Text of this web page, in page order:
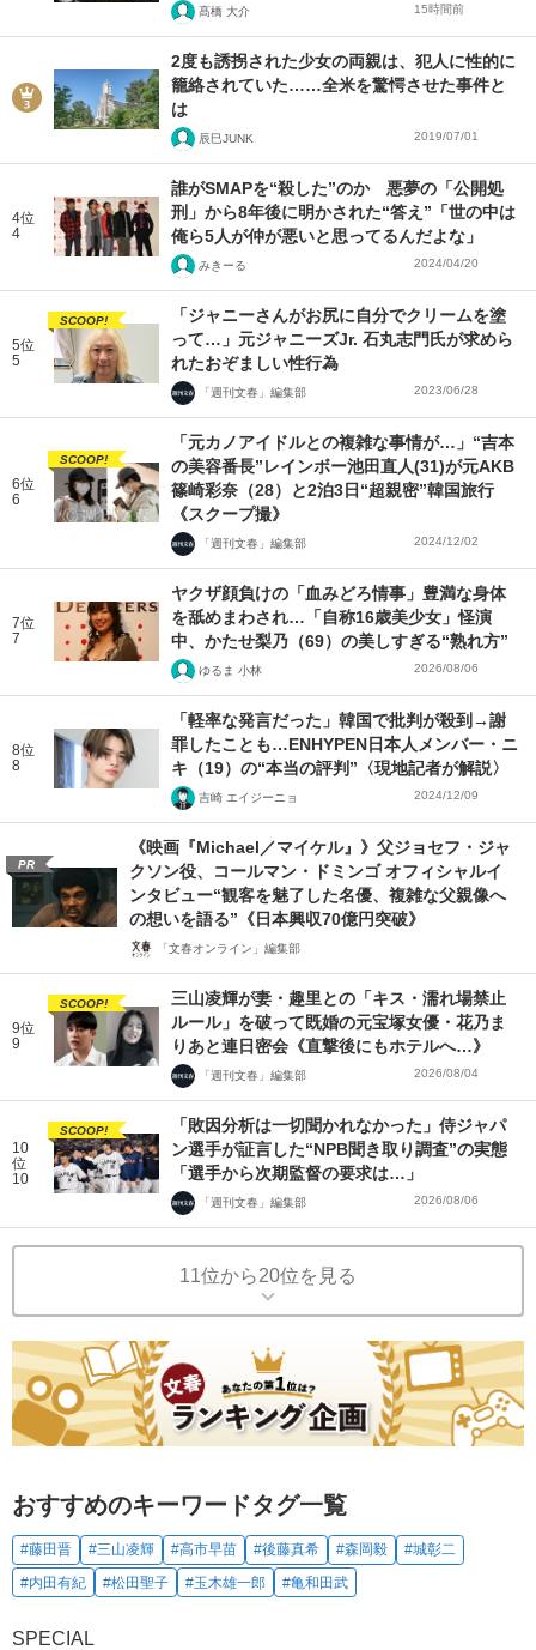
髙橋 大介 15時間前
2度も誘拐された少女の両親は、犯人に性的に
籠絡されていた……全米を驚愕させた事件と
は
辰巳JUNK 2019/07/01
4位
4
誰がSMAPを“殺した”のか 悪夢の「公開処
刑」から8年後に明かされた“答え”「世の中は
俺ら5人が仲が悪いと思ってるんだよな」
みきーる 2024/04/20
5位
5
SCOOP!
「ジャニーさんがお尻に自分でクリームを塗
って…」元ジャニーズJr. 石丸志門氏が求めら
れたおぞましい性行為
「週刊文春」編集部 2023/06/28
6位
6
SCOOP!
「元カノアイドルとの複雑な事情が…」“吉本
の美容番長”レインボー池田直人(31)が元AKB
篠崎彩奈（28）と2泊3日“超親密”韓国旅行
《スクープ撮》
「週刊文春」編集部 2024/12/02
7位
7
ヤクザ顔負けの「血みどろ情事」豊満な身体
を舐めまわされ…「自称16歳美少女」怪演
中、かたせ梨乃（69）の美しすぎる“熟れ方”
ゆるま 小林 2026/08/06
8位
8
「軽率な発言だった」韓国で批判が殺到→謝
罪したことも…ENHYPEN日本人メンバー・ニ
キ（19）の“本当の評判”〈現地記者が解説〉
吉崎 エイジーニョ 2024/12/09
PR
《映画『Michael／マイケル』》父ジョセフ・ジャ
クソン役、コールマン・ドミンゴ オフィシャルイ
ンタビュー“観客を魅了した名優、複雑な父親像へ
の想いを語る”《日本興収70億円突破》
「文春オンライン」編集部
9位
9
SCOOP!
三山凌輝が妻・趣里との「キス・濡れ場禁止
ルール」を破って既婚の元宝塚女優・花乃ま
りあと連日密会《直撃後にもホテルへ…》
「週刊文春」編集部 2026/08/04
10
位
10
SCOOP!
「敗因分析は一切聞かれなかった」侍ジャパ
ン選手が証言した“NPB聞き取り調査”の実態
「選手から次期監督の要求は…」
「週刊文春」編集部 2026/08/06
11位から20位を見る
おすすめのキーワードタグ一覧
#藤田晋 #三山凌輝 #高市早苗 #後藤真希 #森岡毅
#城彰二
#内田有紀
#松田聖子 #玉木雄一郎 #亀和田武
SPECIAL